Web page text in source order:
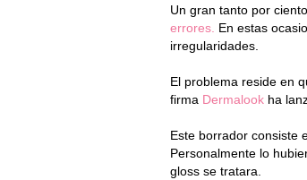
Un gran tanto por
errores. En estas
irregularidades.
El problema reside en
firma Dermalook ha
Este borrador consiste
Personalmente lo
gloss se tratara.